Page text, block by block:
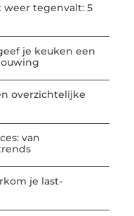
tegenvalt: 5
je keuken een
overzichtelijke
van
je last-